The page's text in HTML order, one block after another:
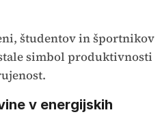
študentov in športnikov
simbol produktivnosti
v energijskih